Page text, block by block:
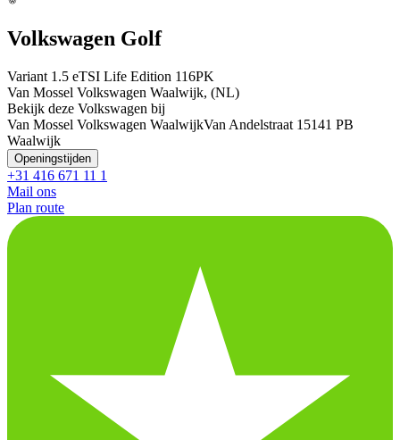
Volkswagen Golf
Variant 1.5 eTSI Life Edition 116PK
Van Mossel Volkswagen Waalwijk, (NL)
Bekijk deze Volkswagen bij
Van Mossel Volkswagen WaalwijkVan Andelstraat 1 5141 PB
Waalwijk
Openingstijden
+31 416 671 11 1
Mail ons
Plan route